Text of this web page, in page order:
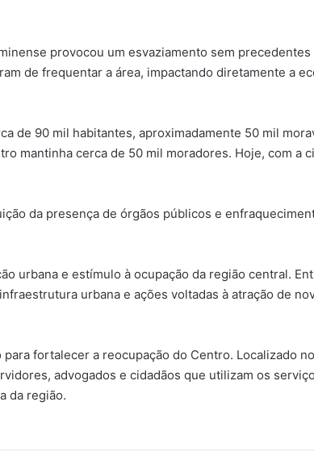
provocou um esvaziamento sem precedentes
de frequentar a área, impactando diretamente a
de 90 mil habitantes, aproximadamente 50 mil
mantinha cerca de 50 mil moradores. Hoje, com a
da presença de órgãos públicos e
urbana e estímulo à ocupação da região central.
urbana e ações voltadas à atração de
fortalecer a reocupação do Centro. Localizado
advogados e cidadãos que utilizam os
da região.